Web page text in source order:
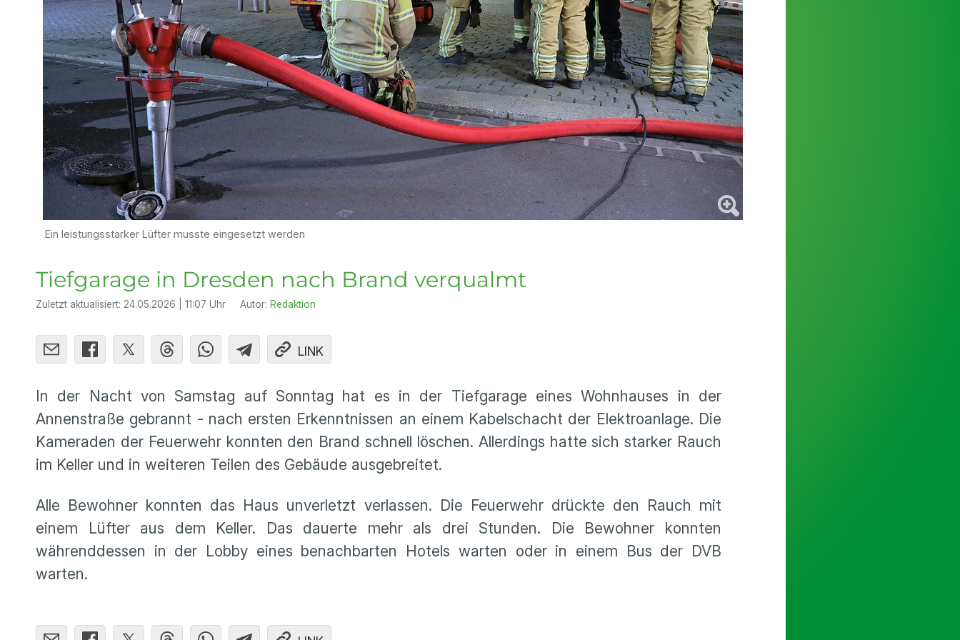
Ein leistungsstarker Lüfter musste eingesetzt werden
Tiefgarage in Dresden nach Brand verqualmt
Zuletzt aktualisiert: 24.05.2026 | 11:07 Uhr Autor: Redaktion
LINK
In der Nacht von Samstag auf Sonntag hat es in der Tiefgarage eines Wohnhauses in der
Annenstraße gebrannt - nach ersten Erkenntnissen an einem Kabelschacht der Elektroanlage. Die
Kameraden der Feuerwehr konnten den Brand schnell löschen. Allerdings hatte sich starker Rauch
im Keller und in weiteren Teilen des Gebäude ausgebreitet.
Alle Bewohner konnten das Haus unverletzt verlassen. Die Feuerwehr drückte den Rauch mit
einem Lüfter aus dem Keller. Das dauerte mehr als drei Stunden. Die Bewohner konnten
währenddessen in der Lobby eines benachbarten Hotels warten oder in einem Bus der DVB
warten.